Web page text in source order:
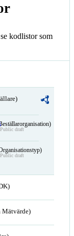
kodlistor som
Public draft
Public draft
Mätvärde)